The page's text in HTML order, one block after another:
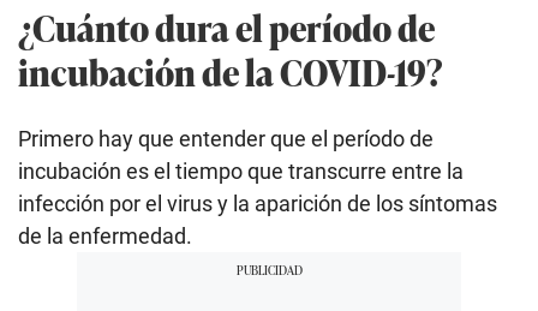
¿Cuánto dura el período de
incubación de la COVID-19?
Primero hay que entender que el período de
incubación es el tiempo que transcurre entre la
infección por el virus y la aparición de los síntomas
de la enfermedad.